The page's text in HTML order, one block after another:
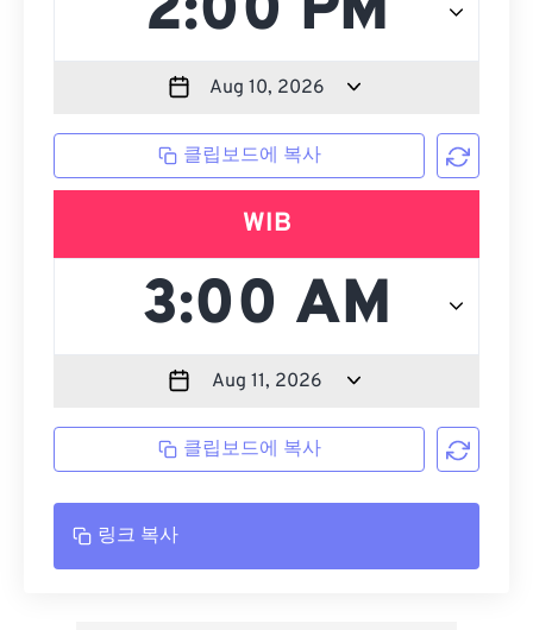
클립보드에 복사
WIB
클립보드에 복사
링크 복사